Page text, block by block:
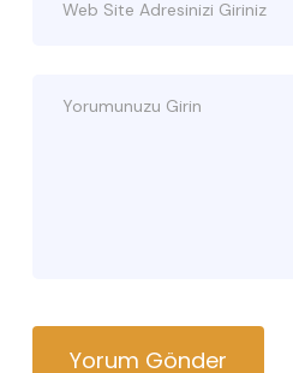
Yorum Gönder